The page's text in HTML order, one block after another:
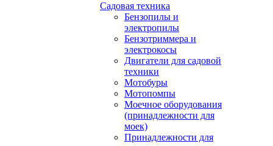
Садовая техника
Бензопилы и
электропилы
Бензотриммера и
электрокосы
Двигатели для садовой
техники
Мотобуры
Мотопомпы
Моечное оборудования
(принадлежности для
моек)
Принадлежности для